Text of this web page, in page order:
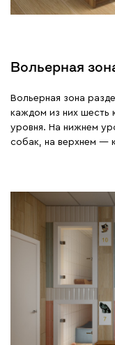
Вольерная
Вольерная зона
каждом из них шесть
уровня. На нижнем
собак, на верхнем —